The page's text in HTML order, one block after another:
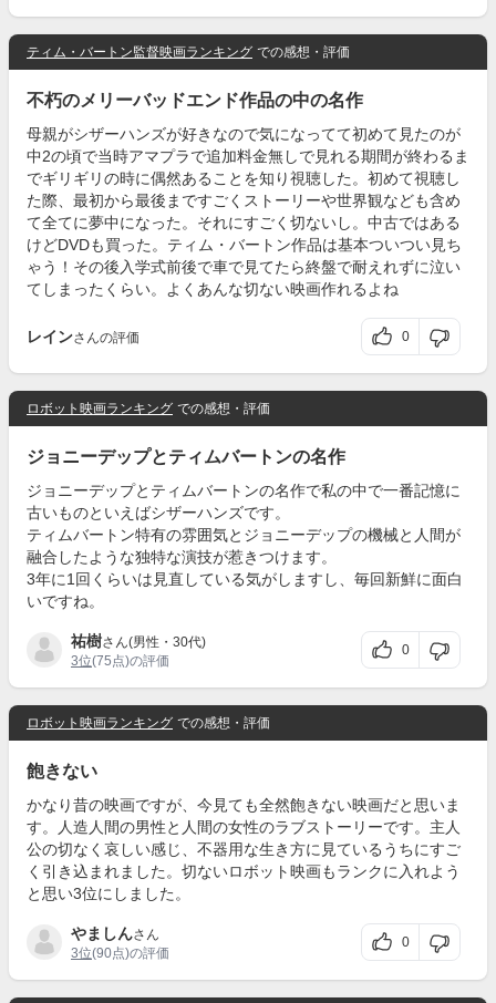
ティム・バートン監督映画ランキング での感想・評価
不朽のメリーバッドエンド作品の中の名作
母親がシザーハンズが好きなので気になってて初めて見たのが
中2の頃で当時アマプラで追加料金無しで見れる期間が終わるま
でギリギリの時に偶然あることを知り視聴した。初めて視聴し
た際、最初から最後まですごくストーリーや世界観なども含め
て全てに夢中になった。それにすごく切ないし。中古ではある
けどDVDも買った。ティム・バートン作品は基本ついつい見ち
ゃう！その後入学式前後で車で見てたら終盤で耐えれずに泣い
てしまったくらい。よくあんな切ない映画作れるよね
レインさんの評価 0
ロボット映画ランキング での感想・評価
ジョニーデップとティムバートンの名作
ジョニーデップとティムバートンの名作で私の中で一番記憶に
古いものといえばシザーハンズです。
ティムバートン特有の雰囲気とジョニーデップの機械と人間が
融合したような独特な演技が惹きつけます。
3年に1回くらいは見直している気がしますし、毎回新鮮に面白
いですね。
祐樹さん(男性・30代)
3位(75点)の評価
0
ロボット映画ランキング での感想・評価
飽きない
かなり昔の映画ですが、今見ても全然飽きない映画だと思いま
す。人造人間の男性と人間の女性のラブストーリーです。主人
公の切なく哀しい感じ、不器用な生き方に見ているうちにすご
く引き込まれました。切ないロボット映画もランクに入れよう
と思い3位にしました。
やましんさん
3位(90点)の評価
0